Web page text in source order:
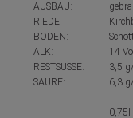
AUSBAU:
RIEDE:
BODEN:
ALK:
14
RESTSÜSSE:
3,5
SÄURE:
6,3 g/l
0,75l